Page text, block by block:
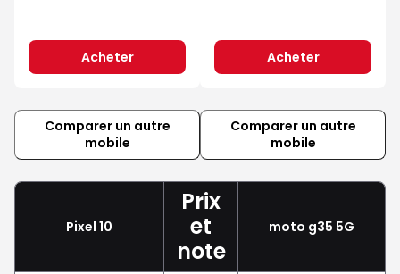
Acheter Acheter
Comparer un autre
mobile
Comparer un autre
mobile
Pixel 10
Prix
et
note
moto g35 5G